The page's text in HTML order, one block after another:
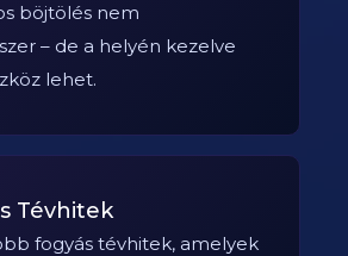
böjtölés nem
– de a helyén kezelve
lehet.
Tévhitek
fogyás tévhitek, amelyek